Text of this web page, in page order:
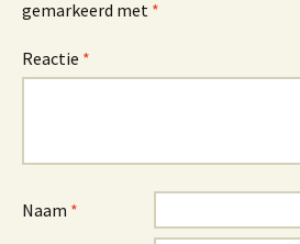
gemarkeerd met *
Reactie *
Naam *